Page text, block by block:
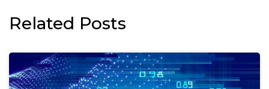
Related Posts